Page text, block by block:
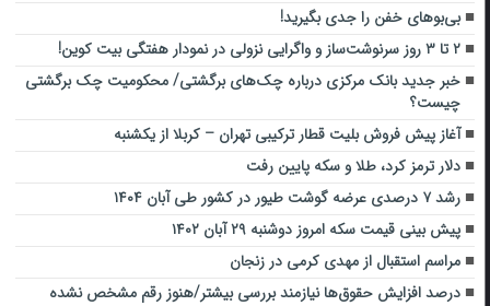
بی‌بوهای خفن را جدی بگیرید!
۲ تا ۳ روز سرنوشت‌ساز و واگرایی نزولی در نمودار هفتگی بیت کوین!
خبر جدید بانک مرکزی درباره چک‌های برگشتی/ محکومیت چک برگشتی
چیست؟
آغاز پیش فروش بلیت قطار ترکیبی تهران – کربلا از یکشنبه
دلار ترمز کرد، طلا و سکه پایین رفت
رشد ۷ درصدی عرضه گوشت طیور در کشور طی آبان ۱۴۰۴
پیش بینی قیمت سکه امروز دوشنبه ۲۹ آبان ۱۴۰۲
مراسم استقبال از مهدی کرمی در زنجان
درصد افزایش حقوق‌ها نیازمند بررسی بیشتر/هنوز رقم مشخص نشده